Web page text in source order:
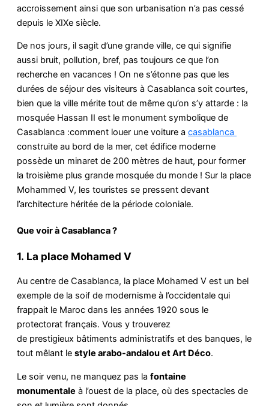
accroissement ainsi que son urbanisation n’a pas cessé
depuis le XIXe siècle.
De nos jours, il sagit d’une grande ville, ce qui signifie
aussi bruit, pollution, bref, pas toujours ce que l’on
recherche en vacances ! On ne s’étonne pas que les
durées de séjour des visiteurs à Casablanca soit courtes,
bien que la ville mérite tout de même qu’on s’y attarde : la
mosquée Hassan II est le monument symbolique de
Casablanca :comment louer une voiture a casablanca
construite au bord de la mer, cet édifice moderne
possède un minaret de 200 mètres de haut, pour former
la troisième plus grande mosquée du monde ! Sur la place
Mohammed V, les touristes se pressent devant
l’architecture héritée de la période coloniale.
Que voir à Casablanca ?
1. La place Mohamed V
Au centre de Casablanca, la place Mohamed V est un bel
exemple de la soif de modernisme à l’occidentale qui
frappait le Maroc dans les années 1920 sous le
protectorat français. Vous y trouverez
de prestigieux bâtiments administratifs et des banques, le
tout mêlant le style arabo-andalou et Art Déco.
Le soir venu, ne manquez pas la fontaine
monumentale à l’ouest de la place, où des spectacles de